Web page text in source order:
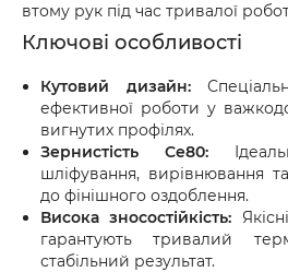
втому рук під час тривалої
Ключові особливості
Кутовий дизайн:
ефективної роботи у
вигнутих профілях.
Зернистість Ce80:
шліфування, вирівнювання
до фінішного оздоблення.
Висока зносостійкість:
гарантують тривалий
стабільний результат.